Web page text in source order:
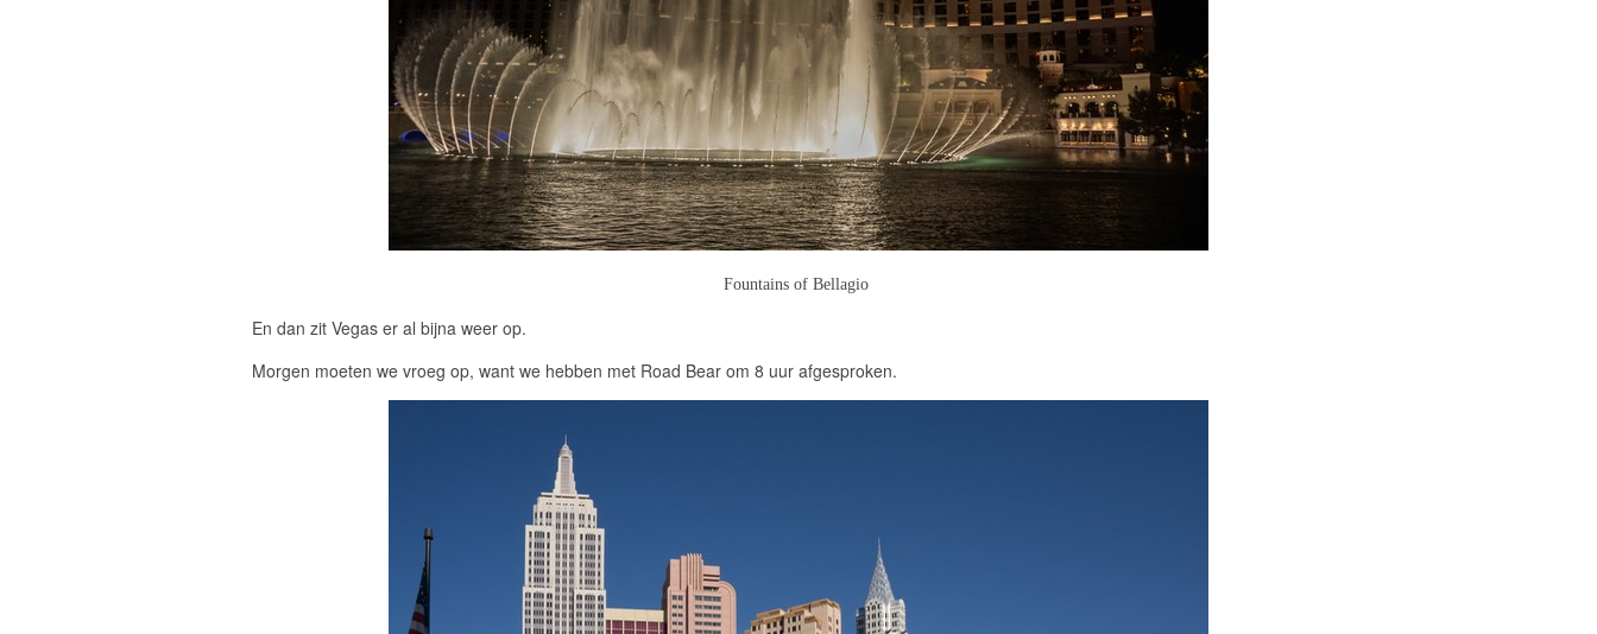
Fountains of Bellagio
En dan zit Vegas er al bijna weer op.
Morgen moeten we vroeg op, want we hebben met Road Bear om 8 uur afgesproken.